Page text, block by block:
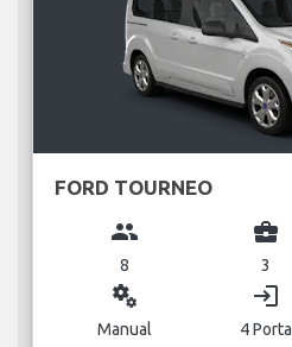
FORD TOURNEO
group
8
business_center
3
miscellaneous_services
Manual
login
4 Porta